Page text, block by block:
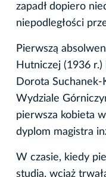
zapadł dopiero
niepodległości
Pierwszą
Hutniczej (1936 r.)
Dorota Suchanek-
Wydziale
pierwsza kobieta
dyplom magistra
W czasie, kiedy
studia, wciąż